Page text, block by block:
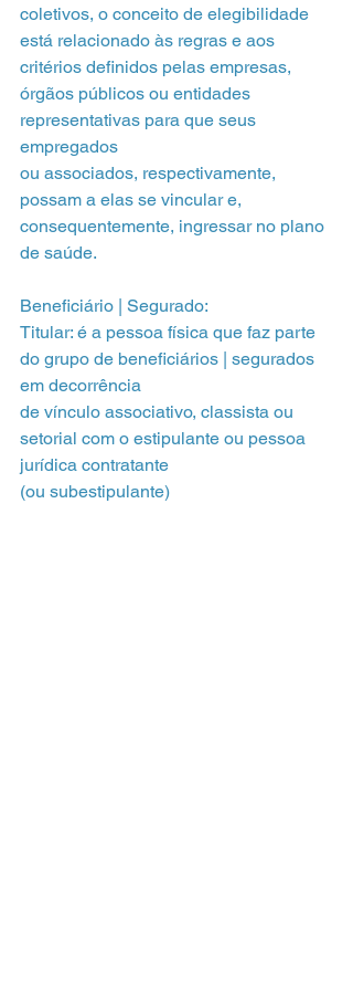
coletivos, o conceito de elegibilidade
está relacionado às regras e aos
critérios definidos pelas empresas,
órgãos públicos ou entidades
representativas para que seus
empregados
ou associados, respectivamente,
possam a elas se vincular e,
consequentemente, ingressar no plano
de saúde.
Beneficiário | Segurado:
Titular: é a pessoa física que faz parte
do grupo de beneficiários | segurados
em decorrência
de vínculo associativo, classista ou
setorial com o estipulante ou pessoa
jurídica contratante
(ou subestipulante)